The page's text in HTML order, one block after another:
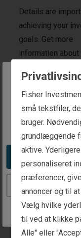
The
intended
You appear
Take me
Details are
achieving your
goals. Get more
information about
strategies by
know a little about
yourself and
investment
interested in
more about.
Fisher
små tekstfiler,
bruger.
grundlæggende
aktive.
personaliseret
præferencer,
annoncer og til
Vælg hvilke
til ved at klikke
Alle" eller